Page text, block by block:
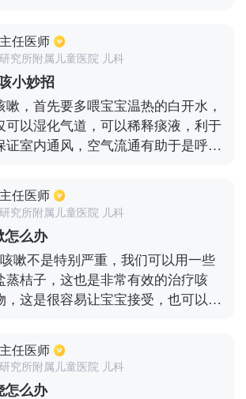
还是要保证充足的睡眠，毕竟睡眠充
脑发育子也有很好的效果。如果宝宝
，也无需太过于担心了，等到后期会
且每个宝宝发育情况都不同，对于
，每天睡眠最好保持在十四到十五个
主任医师
究所附属儿童医院 儿科
小妙招
嗽，首先要多喂宝宝温热的白开水，
可以湿化气道，可以稀释痰液，利于
证室内通风，空气流通有助于是呼吸
享一下：方法1：盐蒸橙子并且比用
宝宝容易接受，还可以用冰糖熬梨水
是很有效的。方法2：宝宝入睡前，
热敷，也是起到止咳的功效，这个
宝受寒引起的咳嗽。它可以使宝宝的
部的血管扩张，一般症状两三天就
方法3：宝宝睡着的时候，可以将宝
，宝宝鼻腔里面的分泌物容易流到喉
会引起喉咙痒和咳嗽症状。如果宝宝
急促，精神状态不好，建议及时就医
主任医师
究所附属儿童医院 儿科
怎么办
嗽不是特别严重，我们可以用一些
蒸桔子，这也是非常有效的治疗咳
，这是很容易让宝宝接受，也可以用
儿咳嗽严重，白天咳嗽不明显，晚
许多问题是由于晚上感冒或室内干燥
造成的。这时，我们可以给宝宝多些
主任医师
究所附属儿童医院 儿科
怎么办